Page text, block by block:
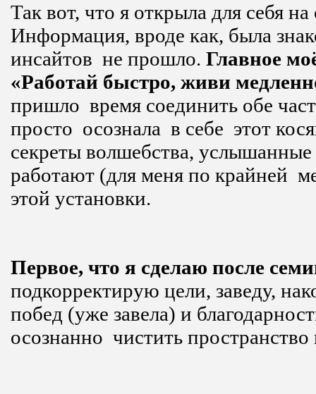
Так вот, что я открыла для себя
Информация, вроде как, была
инсайтов не прошло. Главное
«Работай быстро, живи
пришло время соединить обе
просто осознала в себе этот
секреты волшебства,
работают (для меня по крайней
этой установки.
Первое, что я сделаю после
подкорректирую цели, заведу,
побед (уже завела) и
осознанно чистить пространство